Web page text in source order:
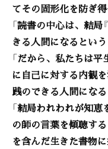
てその固形化を防ぎ得
「読書の中心は、結局
きる人間になるという
「だから、私たちは
に自己に対する内観
践のできる人間にな
「結局われわれが知
の師の言葉を傾聴す
を含んだ生きた書物